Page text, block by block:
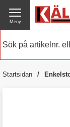
0476 - 214 80
Meny
Startsidan